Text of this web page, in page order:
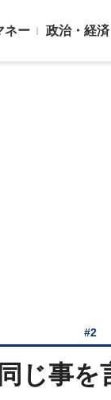
ネー 政治・経済
#2
じ事